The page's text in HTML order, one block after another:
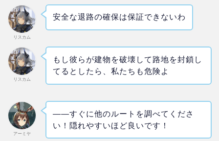
リスカム
安全な退路の確保は保証できないわ
リスカム
もし彼らが建物を破壊して路地を封鎖し
てるとしたら、私たちも危険よ
アーミヤ
――すぐに他のルートを調べてくださ
い！隠れやすいほど良いです！